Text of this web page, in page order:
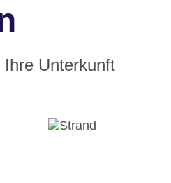
Ihre Unterkunft